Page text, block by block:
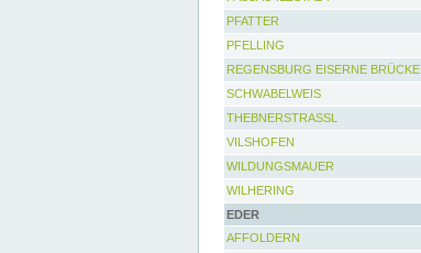
PFATTER
PFELLING
REGENSBURG EISERNE BRÜCKE
SCHWABELWEIS
THEBNERSTRASSL
VILSHOFEN
WILDUNGSMAUER
WILHERING
EDER
AFFOLDERN